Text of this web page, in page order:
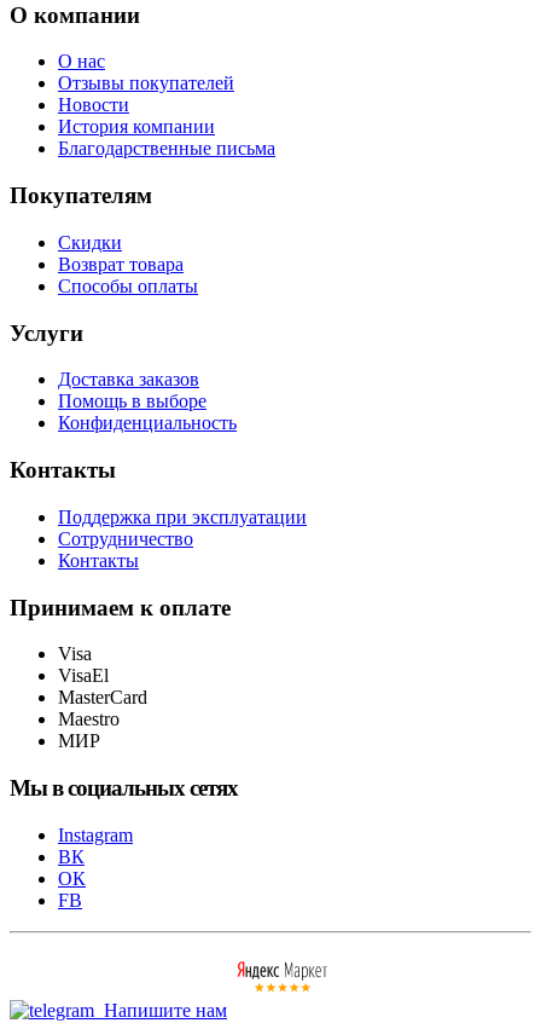
О компании
О нас
Отзывы покупателей
Новости
История компании
Благодарственные письма
Покупателям
Скидки
Возврат товара
Способы оплаты
Услуги
Доставка заказов
Помощь в выборе
Конфиденциальность
Контакты
Поддержка при эксплуатации
Сотрудничество
Контакты
Принимаем к оплате
Visa
VisaEl
MasterCard
Maestro
МИР
Мы в социальных сетях
Instagram
ВК
ОК
FB
Напишите нам